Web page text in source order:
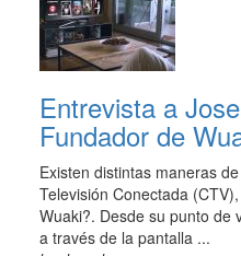
Entrevista a
Fundador de
Existen distintas maneras
Televisión Conectada
Wuaki?. Desde su punto de
a través de la pantalla ...